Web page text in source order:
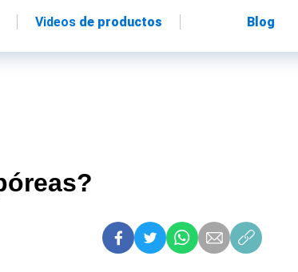
Videosde productos Blog